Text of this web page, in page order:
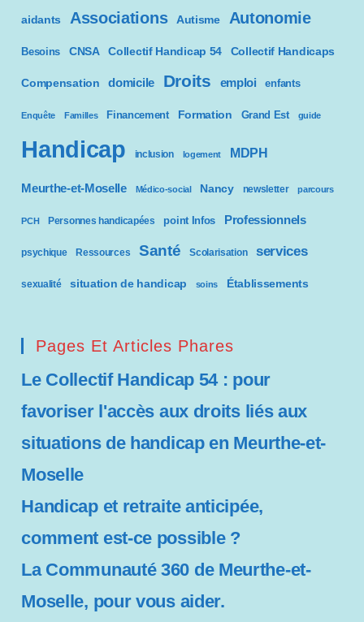
aidants Associations Autisme Autonomie
Besoins CNSA Collectif Handicap 54 Collectif Handicaps
Compensation domicile Droits emploi enfants
Enquête Familles Financement Formation Grand Est guide
Handicap inclusion logement MDPH
Meurthe-et-Moselle Médico-social Nancy newsletter parcours
PCH Personnes handicapées point Infos Professionnels
psychique Ressources Santé Scolarisation services
sexualité situation de handicap soins Établissements
Pages Et Articles Phares
Le Collectif Handicap 54 : pour
favoriser l'accès aux droits liés aux
situations de handicap en Meurthe-et-
Moselle
Handicap et retraite anticipée,
comment est-ce possible ?
La Communauté 360 de Meurthe-et-
Moselle, pour vous aider.